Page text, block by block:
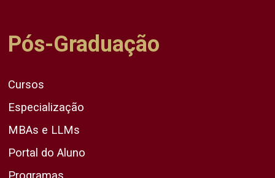
Pós-Graduação
Cursos
Especialização
MBAs e LLMs
Portal do Aluno
Programas